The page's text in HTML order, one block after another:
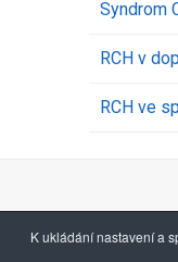
Syndrom
RCH v
RCH ve
K ukládání nastavení a